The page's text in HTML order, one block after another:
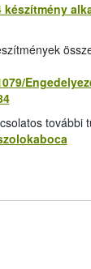
készítmény
további